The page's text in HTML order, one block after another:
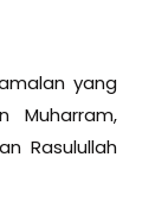
yang
Muharram,
Rasulullah